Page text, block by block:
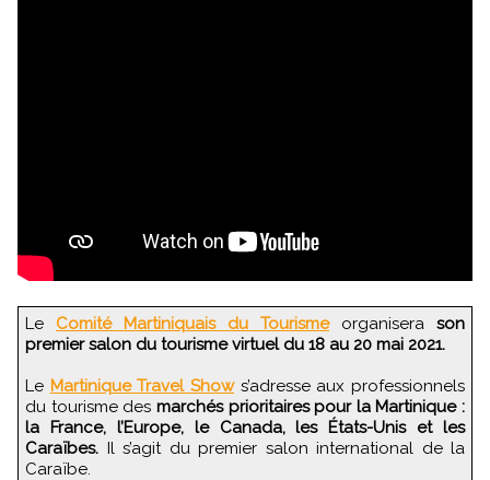
Le Comité Martiniquais du Tourismeorganisera son
premier salon du tourisme virtuel du 18 au 20 mai 2021.
Le Martinique Travel Shows’adresse aux professionnels
du tourisme des marchés prioritaires pour la Martinique :
la France, l’Europe, le Canada, les États-Unis et les
Caraïbes. Il s’agit du premier salon international de la
Caraïbe.